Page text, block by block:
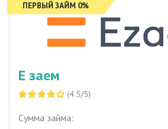
ПЕРВЫЙ ЗАЙМ 0%
Е заем
(4.5/5)
Сумма займа: